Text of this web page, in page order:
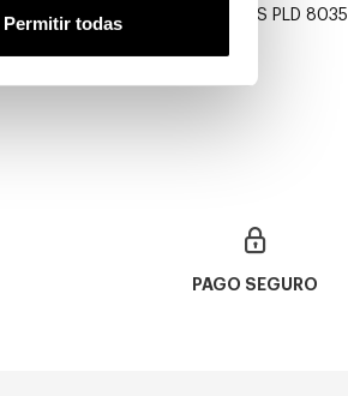
Permitir todas POLAROID KIDS PLD 8035
PAGO SEGURO